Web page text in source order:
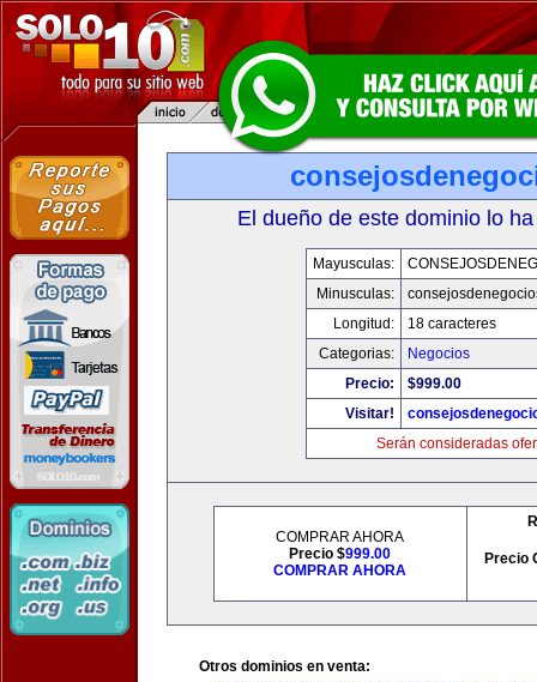
El dueño de este dominio lo
Mayusculas:
Minusculas:
Longitud:
18 caracteres
Categorias:
Negocios
Precio:
$999.00
Visitar!
Serán consideradas
COMPRAR AHORA
Precio $999.00
COMPRAR AHORA
Precio
Otros dominios en venta: